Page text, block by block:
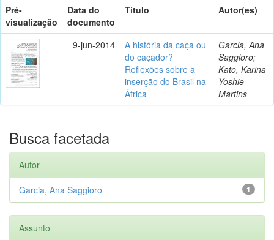
Pré-
visualização
Data do
documento
Título Autor(es)
9-jun-2014
A história da caça ou
do caçador?
Reflexões sobre a
inserção do Brasil na
África
Garcia, Ana
Saggioro;
Kato, Karina
Yoshie
Martins
Busca facetada
Autor
1
Garcia, Ana Saggioro
Assunto